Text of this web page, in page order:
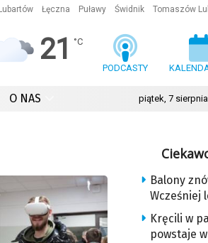
Lubartów Łęczna Puławy Świdnik Tomaszów
21 °C
PODCASTY
O NAS piątek, 7
Balony
Wcześniej
Kręcili w
powstaje